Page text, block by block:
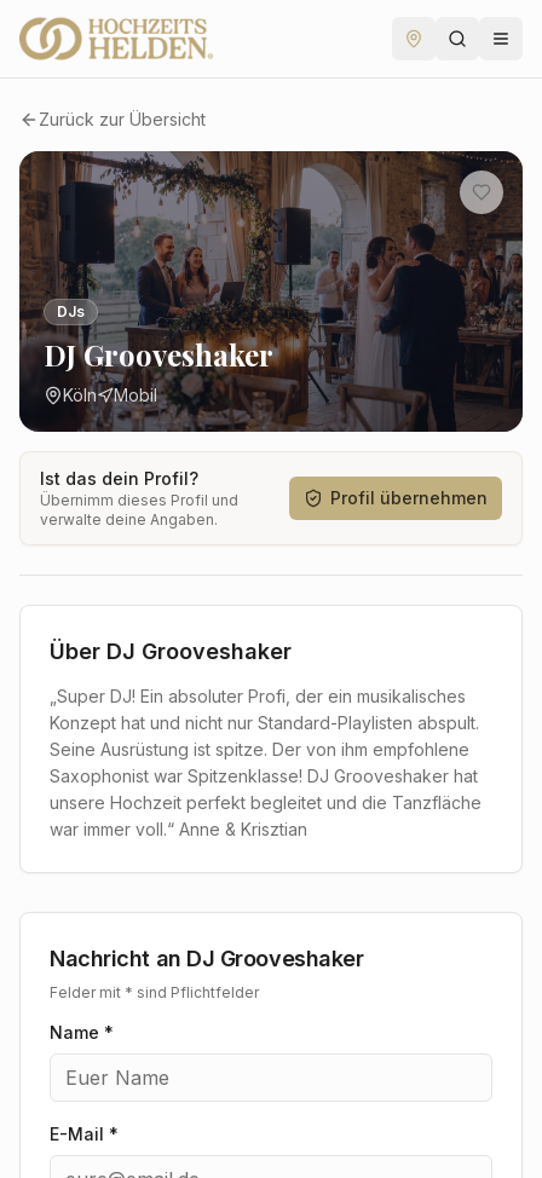
Zurück zur Übersicht
DJs
DJ Grooveshaker
Köln Mobil
Ist das dein Profil?
Übernimm dieses Profil und
verwalte deine Angaben.
Profil übernehmen
Über DJ Grooveshaker
„Super DJ! Ein absoluter Profi, der ein musikalisches
Konzept hat und nicht nur Standard-Playlisten abspult.
Seine Ausrüstung ist spitze. Der von ihm empfohlene
Saxophonist war Spitzenklasse! DJ Grooveshaker hat
unsere Hochzeit perfekt begleitet und die Tanzfläche
war immer voll.“ Anne & Krisztian
Nachricht an DJ Grooveshaker
Felder mit * sind Pflichtfelder
Name *
E-Mail *